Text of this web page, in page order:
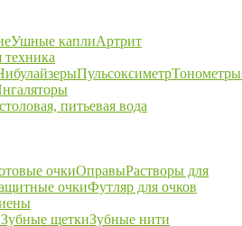
Ушные каплиАртрит
ПульсоксиметрТонометры
питьевая вода
очкиОправыРастворы для
очкиФутляр для очков
Зубные щеткиЗубные нити